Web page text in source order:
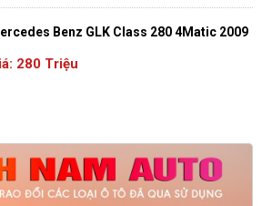
Benz GLK Class 280 4Matic 2009
280 Triệu